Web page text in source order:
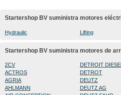
Startershop BV suministra motores
Hydraulic Lifting
Startershop BV suministra motores de
2CV
ACTROS
AGRIA
AHLMANN
DETROIT DIESEL
DETROT
DEUTZ
DEUTZ AG